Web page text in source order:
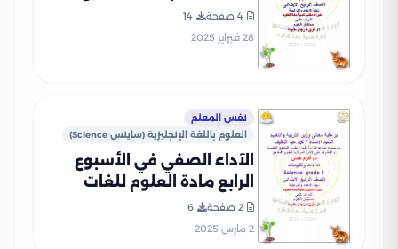
بصيغة PDF
4 صفحة
14
28 فبراير 2025
نفس المعلم
العلوم باللغة الإنجليزية (ساينس Science)
الآداء الصفي في الأسبوع
الرابع مادة العلوم للغات
Science للصف الرابع الإبتدائي
الترم الثاني 2025 بصيغة PDF
2 صفحة
6
2 مارس 2025